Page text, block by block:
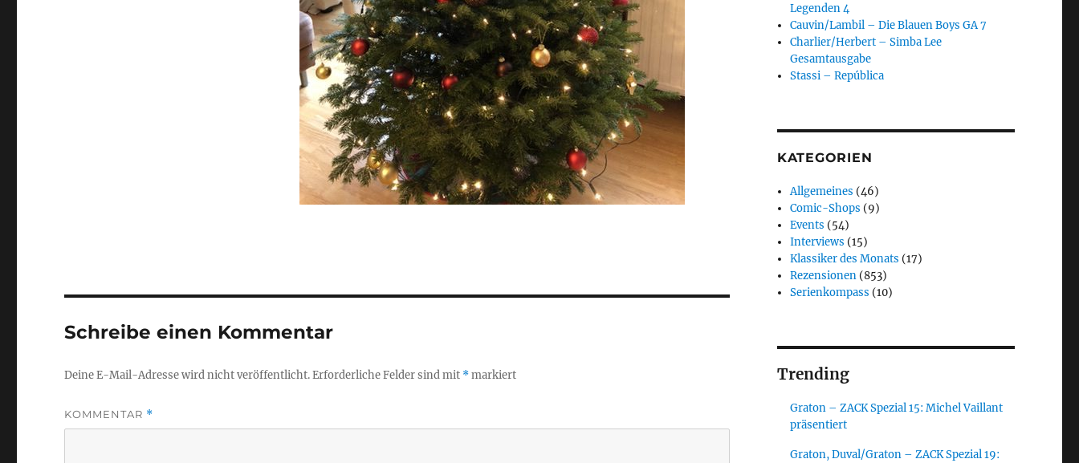
Schreibe einen Kommentar
Deine E-Mail-Adresse wird nicht veröffentlicht.Erforderliche Felder sind mit *markiert
KOMMENTAR *
Legenden 4
Cauvin/Lambil – Die Blauen Boys GA 7
Charlier/Herbert – Simba Lee
Gesamtausgabe
Stassi – República
KATEGORIEN
Allgemeines (46)
Comic-Shops (9)
Events (54)
Interviews (15)
Klassiker des Monats (17)
Rezensionen (853)
Serienkompass (10)
Trending
Graton – ZACK Spezial 15: Michel Vaillant
präsentiert
Graton, Duval/Graton – ZACK Spezial 19: